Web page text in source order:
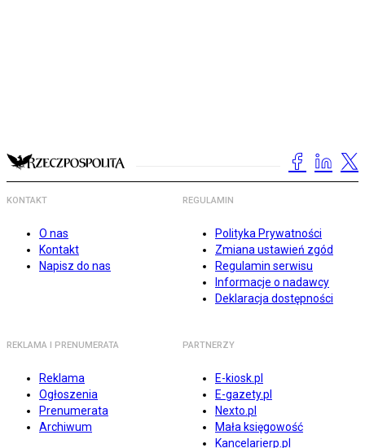
KONTAKT
O nas
Kontakt
Napisz do nas
REGULAMIN
Polityka Prywatności
Zmiana ustawień zgód
Regulamin serwisu
Informacje o nadawcy
Deklaracja dostępności
REKLAMA I PRENUMERATA
Reklama
Ogłoszenia
Prenumerata
Archiwum
PARTNERZY
E-kiosk.pl
E-gazety.pl
Nexto.pl
Mała księgowość
Kancelarierp.pl